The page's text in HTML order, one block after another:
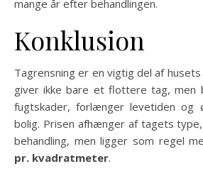
mange år efter behandlingen.
Konklusion
Tagrensning er en vigtig del af
giver ikke bare et flottere tag, men
fugtskader, forlænger levetiden og
bolig. Prisen afhænger af tagets
behandling, men ligger som regel
pr. kvadratmeter.